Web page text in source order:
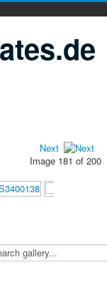
Next
Image 181 of 200